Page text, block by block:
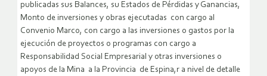
publicadas sus Balances, su Estados de Pérdidas y Ganancias,
Monto de inversiones y obras ejecutadas con cargo al
Convenio Marco, con cargo a las inversiones o gastos por la
ejecución de proyectos o programas con cargo a
Responsabilidad Social Empresarial y otras inversiones o
apoyos de la Mina a la Provincia de Espina,r a nivel de detalle